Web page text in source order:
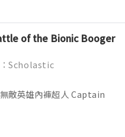
of the Bionic Booger
：Scholastic
敵英雄內褲超人 Captain